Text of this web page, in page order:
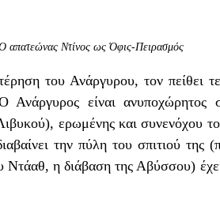
απατεώνας Ντίνος ως Όφις-Πειρασμός
του Ανάργυρου, τον πείθει
Ανάργυρος είναι
ερωμένης και συνενόχου
την πύλη του σπιτιού της
η διάβαση της Αβύσσου)